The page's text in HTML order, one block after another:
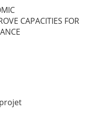
CAPACITIES FOR